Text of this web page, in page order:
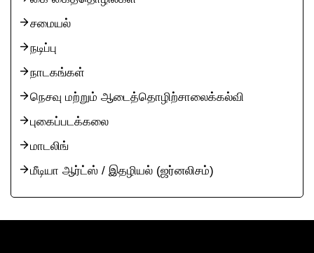
சமையல்
நடிப்பு
நாடகங்கள்
நெசவு மற்றும் ஆடைத்தொழிற்சாலைக்கல்வி
புகைப்படக்கலை
மாடலிங்
மீடியா ஆர்ட்ஸ் / இதழியல் (ஜர்னலிசம்)